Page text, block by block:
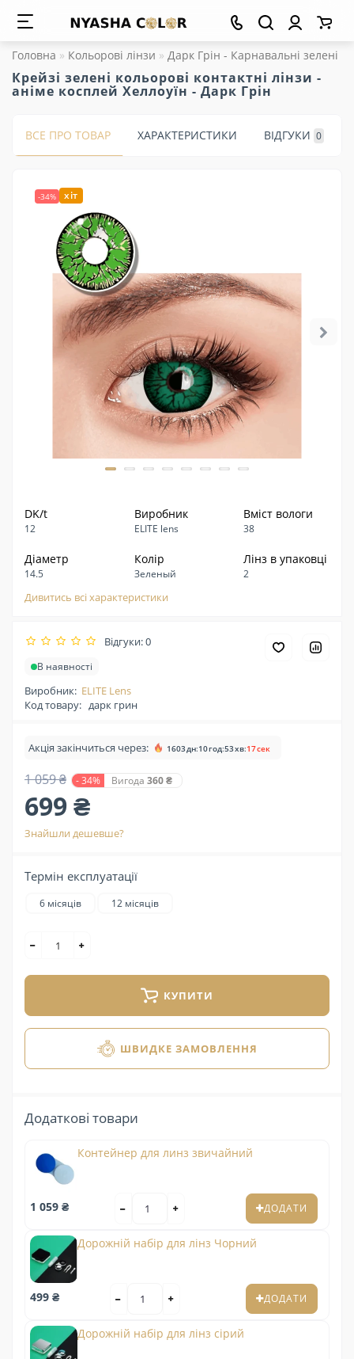
Головна Кольорові лінзи Дарк Грін - Карнавальні зелені
Крейзі зелені кольорові контактні лінзи -
аніме косплей Хеллоуїн - Дарк Грін
ВСЕ ПРО ТОВАР ХАРАКТЕРИСТИКИ ВІДГУКИ 0
-34% хіт
DK/t
12
Виробник
ELITE lens
Вміст вологи
38
Діаметр
14.5
Колір
Зеленый
Лінз в упаковці
2
Дивитись всі характеристики
Відгуки: 0
В наявності
Виробник: ELITE Lens
Код товару: дарк грин
Акція закінчиться через: 1603дн:10год:53хв:17сек
1 059 ₴ - 34% Вигода 360 ₴
699 ₴
Знайшли дешевше?
Термін експлуатації
6 місяців 12 місяців
КУПИТИ
ШВИДКЕ ЗАМОВЛЕННЯ
Додаткові товари
Контейнер для линз звичайний
1 059 ₴ ДОДАТИ
Дорожній набір для лінз Чорний
499 ₴ ДОДАТИ
Дорожній набір для лінз сірий